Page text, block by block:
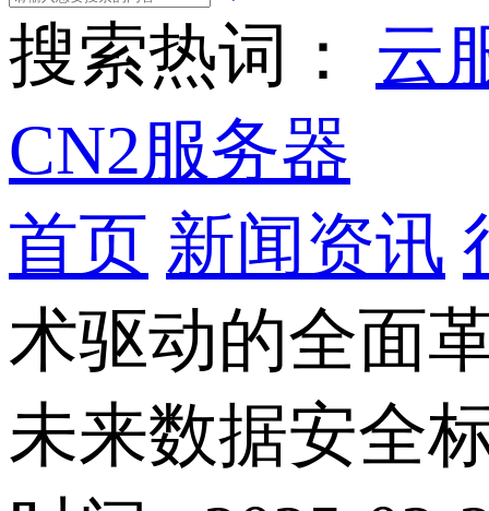
搜索热词： 云
CN2服务器
首页 新闻资讯
术驱动的全面
未来数据安全